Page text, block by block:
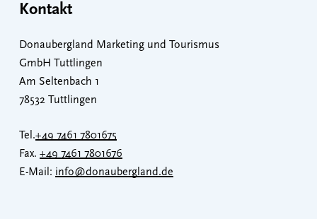
Kontakt
Donaubergland Marketing und Tourismus
GmbH Tuttlingen
Am Seltenbach 1
78532 Tuttlingen
Tel.+49 7461 7801675
Fax. +49 7461 7801676
E-Mail: info@donaubergland.de